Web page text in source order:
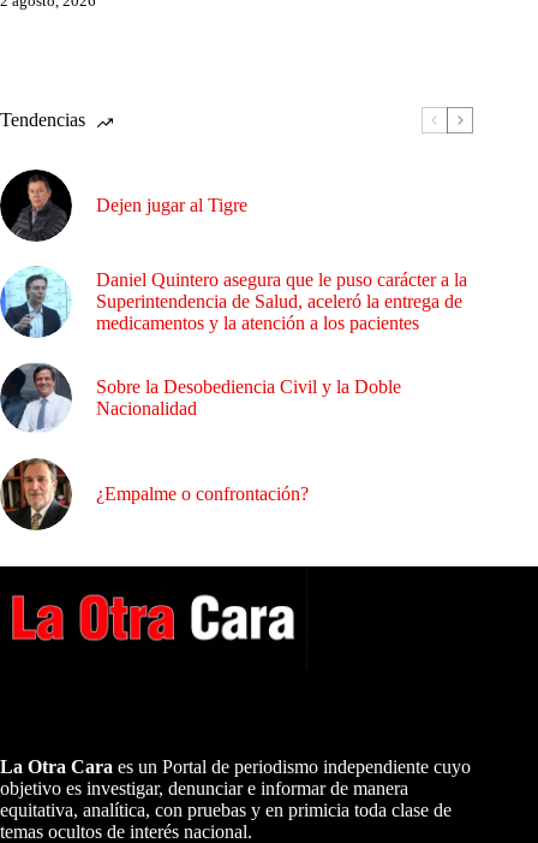
Tendencias
Dejen jugar al Tigre
Daniel Quintero asegura que le puso carácter a la
Superintendencia de Salud, aceleró la entrega de
medicamentos y la atención a los pacientes
Sobre la Desobediencia Civil y la Doble
Nacionalidad
¿Empalme o confrontación?
La Otra Cara es un Portal de periodismo independiente cuyo
objetivo es investigar, denunciar e informar de manera
equitativa, analítica, con pruebas y en primicia toda clase de
temas ocultos de interés nacional.